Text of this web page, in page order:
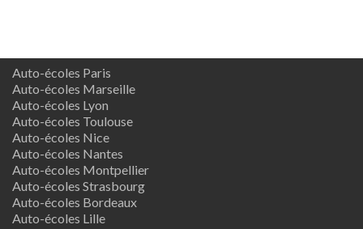
Auto-écoles Paris
Auto-écoles Marseille
Auto-écoles Lyon
Auto-écoles Toulouse
Auto-écoles Nice
Auto-écoles Nantes
Auto-écoles Montpellier
Auto-écoles Strasbourg
Auto-écoles Bordeaux
Auto-écoles Lille